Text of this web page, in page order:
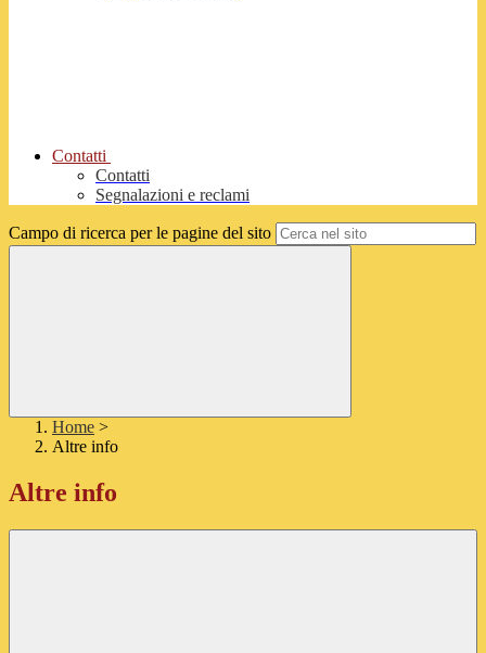
Contatti
Contatti
Segnalazioni e reclami
Campo di ricerca per le pagine del sito
Home >
Altre info
Altre info